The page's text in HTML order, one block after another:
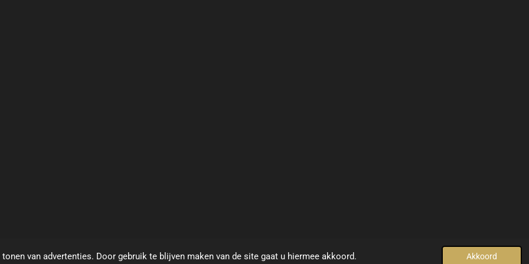
van advertenties. Door gebruik te blijven maken van de site gaat u hiermee akkoord. Akkoord